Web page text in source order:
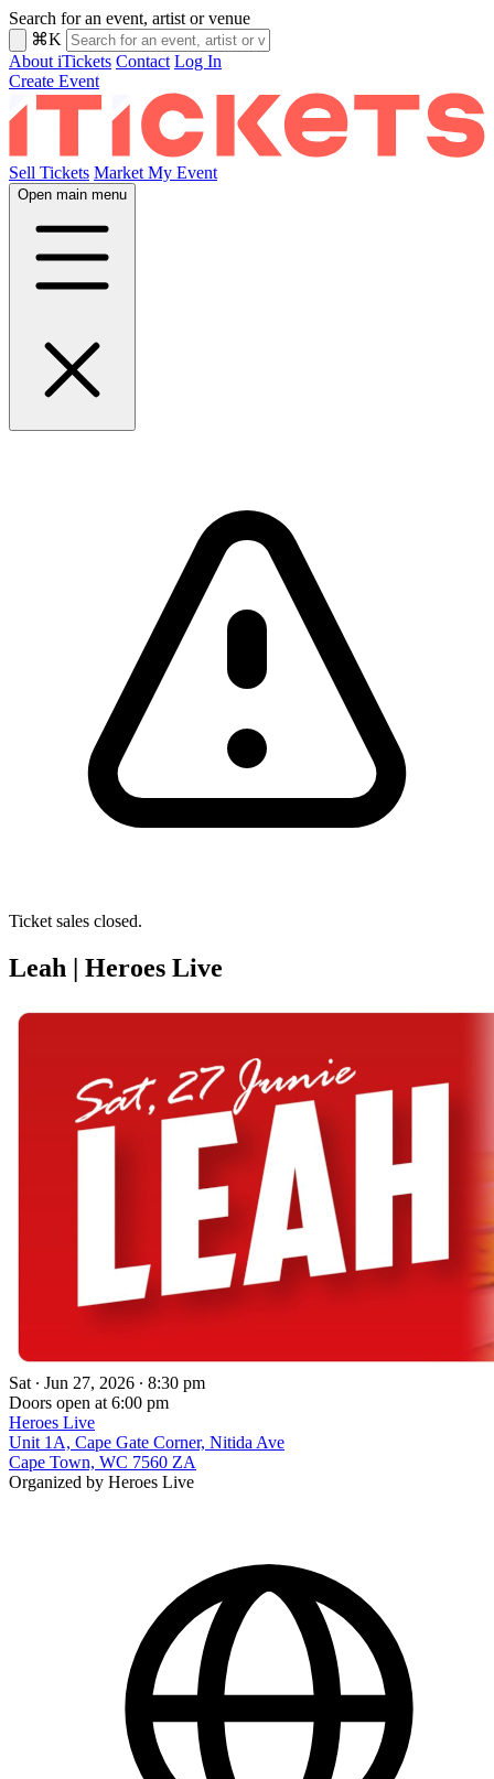
Search for an event, artist or venue
⌘K
About iTickets Contact Log In
Create Event
Sell Tickets Market My Event
Open main menu
Ticket sales closed.
Leah | Heroes Live
Sat ∙ Jun 27, 2026 ∙ 8:30 pm
Doors open at 6:00 pm
Heroes Live
Unit 1A, Cape Gate Corner, Nitida Ave
Cape Town, WC 7560 ZA
Organized by Heroes Live